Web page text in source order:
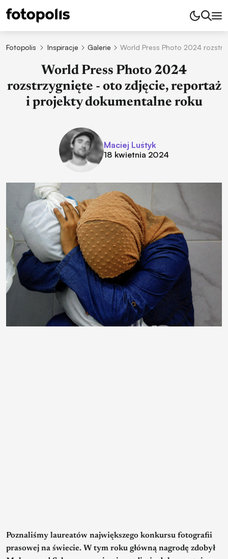
Fotopolis Inspiracje Galerie World Press Photo 2024
World Press Photo 2024
rozstrzygnięte - oto zdjęcie, reportaż
i projekty dokumentalne roku
Maciej Luśtyk
18 kwietnia 2024
Poznaliśmy laureatów największego konkursu fotografii
prasowej na świecie. W tym roku główną nagrodę zdobył